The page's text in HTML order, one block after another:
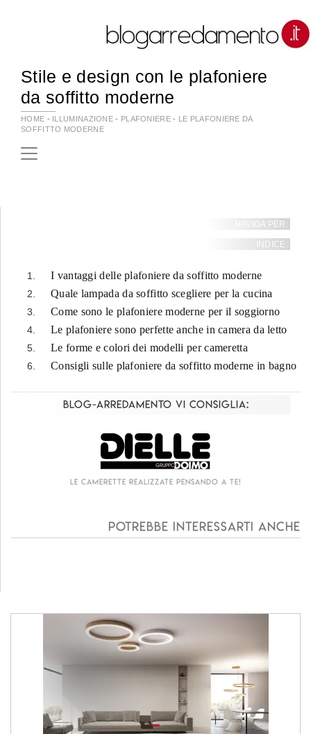
Stile e design con le plafoniere
da soffitto moderne
HOME - ILLUMINAZIONE - PLAFONIERE - LE PLAFONIERE DA
SOFFITTO MODERNE
NAVIGA PER:
INDICE:
I vantaggi delle plafoniere da soffitto moderne
Quale lampada da soffitto scegliere per la cucina
Come sono le plafoniere moderne per il soggiorno
Le plafoniere sono perfette anche in camera da letto
Le forme e colori dei modelli per cameretta
Consigli sulle plafoniere da soffitto moderne in bagno
Blog-Arredamento vi consiglia:
Potrebbe interessarti anche